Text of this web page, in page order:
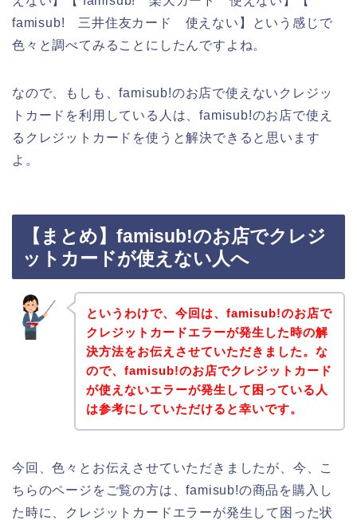
famisub! 三井住友カード 使えない】という感じで
色々と調べてみることにしたんですよね。
なので、もしも、famisub!のお店で使えないクレジッ
トカードを利用している人は、famisub!のお店で使え
るクレジットカードを使うと解決できると思います
よ。
【まとめ】famisub!のお店でクレジ
ットカードが使えない人へ
というわけで、今回は、famisub!のお店で
クレジットカードエラーが発生した時の解
決方法をお伝えさせていただきました。な
ので、famisub!のお店でクレジットカード
が使えないエラーが発生して困っている人
は参考にしていただけると幸いです。
今回、色々とお伝えさせていただきましたが、今、こ
ちらのページをご覧の方は、famisub!の商品を購入し
た時に、クレジットカードエラーが発生して困った状